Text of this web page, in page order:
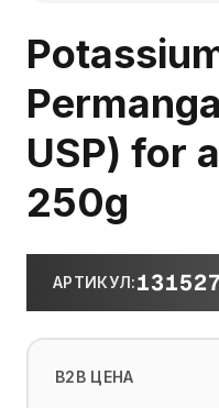
USP) for
250g
АРТИКУЛ:
B2B ЦЕНА